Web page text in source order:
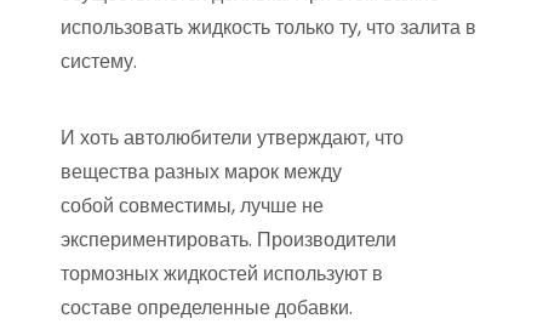
использовать жидкость только ту, что залита в
систему.
И хоть автолюбители утверждают, что
вещества разных марок между
собой совместимы, лучше не
экспериментировать. Производители
тормозных жидкостей используют в
составе определенные добавки.